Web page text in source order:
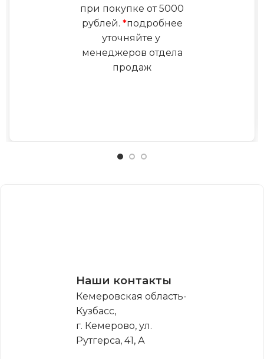
при покупке от 5000
рублей. *подробнее
уточняйте у
менеджеров отдела
продаж
Наши контакты
Кемеровская область-
Кузбасс,
г. Кемерово, ул.
Рутгерса, 41, А